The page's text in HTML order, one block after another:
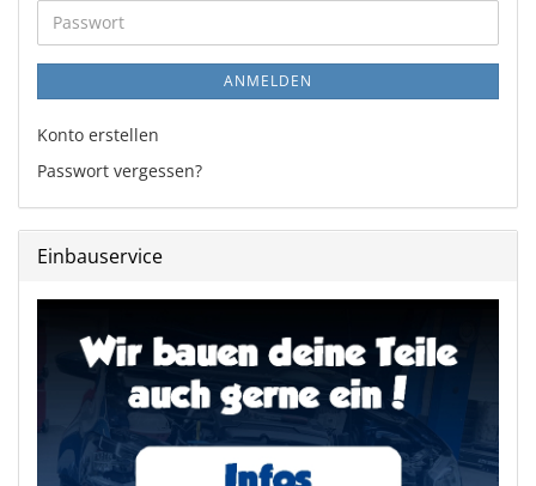
Adresse
Passwort
ANMELDEN
Konto erstellen
Passwort vergessen?
Einbauservice